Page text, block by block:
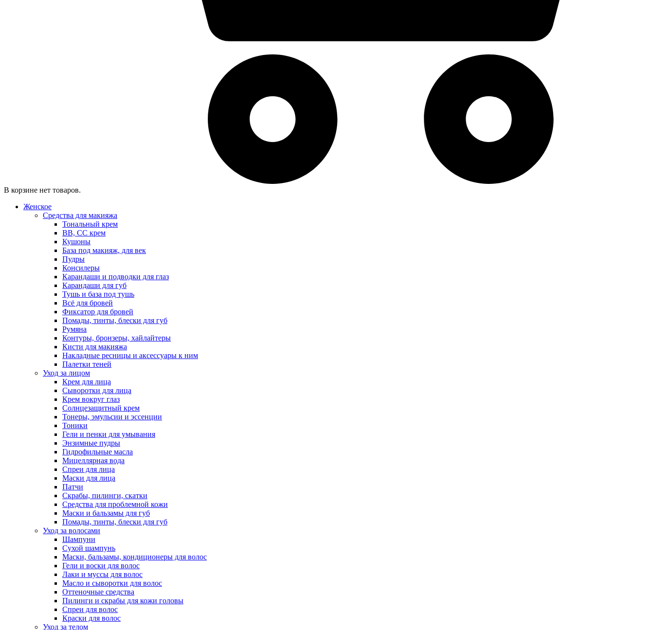
В корзине нет товаров.
Женское
Средства для макияжа
Тональный крем
BB, CC крем
Кушоны
База под макияж, для век
Пудры
Консилеры
Карандаши и подводки для глаз
Карандаши для губ
Тушь и база под тушь
Всё для бровей
Фиксатор для бровей
Помады, тинты, блески для губ
Румяна
Контуры, бронзеры, хайлайтеры
Кисти для макияжа
Накладные ресницы и аксессуары к ним
Палетки теней
Уход за лицом
Крем для лица
Сыворотки для лица
Крем вокруг глаз
Солнцезащитный крем
Тонеры, эмульсии и эссенции
Тоники
Гели и пенки для умывания
Энзимные пудры
Гидрофильные масла
Мицеллярная вода
Спреи для лица
Маски для лица
Патчи
Скрабы, пилинги, скатки
Средства для проблемной кожи
Маски и бальзамы для губ
Помады, тинты, блески для губ
Уход за волосами
Шампуни
Сухой шампунь
Маски, бальзамы, кондиционеры для волос
Гели и воски для волос
Лаки и муссы для волос
Масло и сыворотки для волос
Оттеночные средства
Пилинги и скрабы для кожи головы
Спреи для волос
Краски для волос
Уход за телом